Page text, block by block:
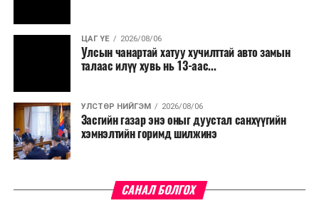
сургалтыг цахим хэлбэрт шилжүүлэх, төрийн албан
хаагчдыг зарим өдрүүдэд цахимаар ажиллуулах арга
хэмжээг үргэлжлүүлэхийг үүрэг болголоо.
Төсвийн сахилга бат сайжирч, эдийн засгийн нөхцөл
байдал хэвийн болсон тохиолдолд эдгээр
хязгаарлалтыг үе шаттайгаар сулруулах юм.
ЦАГ ҮЕ 2026/08/06
Улсын чанартай хатуу хучилттай авто замын
талаас илүү хувь нь 13-аас...
УЛСТӨР НИЙГЭМ 2026/08/06
Засгийн газар энэ оныг дуустал санхүүгийн
хэмнэлтийн горимд шилжинэ
САНАЛ БОЛГОХ